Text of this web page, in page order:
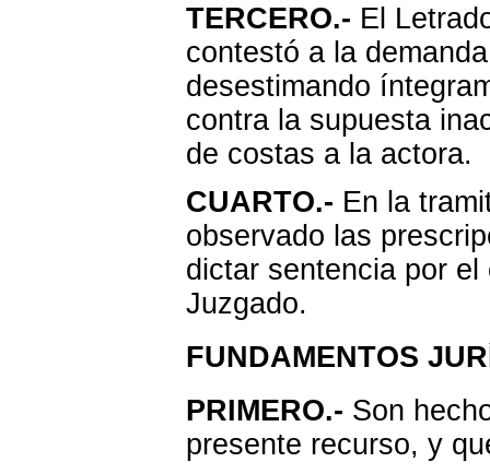
TERCERO.- El
contestó a la
desestimando
contra la supuesta
de costas a la actora.
CUARTO.- En la
observado las
dictar sentencia por
Juzgado.
FUNDAMENTOS
PRIMERO.- Son
presente recurso, y